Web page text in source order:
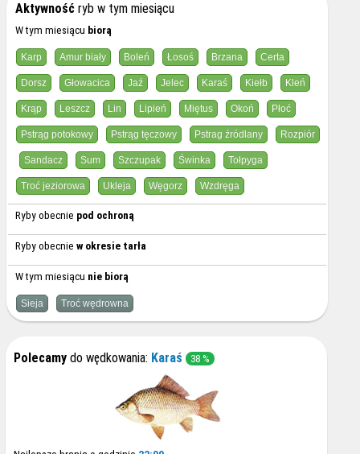
Aktywność ryb w tym miesiącu
W tym miesiącu biorą
Karp Amur biały Boleń Łosoś Brzana Certa
Dorsz Głowacica Jaź Jelec Karaś Kiełb Kleń
Krąp Leszcz Lin Lipień Miętus Okoń Płoć
Pstrąg potokowy Pstrąg tęczowy Pstrag źródlany Rozpiór
Sandacz Sum Szczupak Świnka Tołpyga
Troć jeziorowa Ukleja Węgorz Wzdręga
Ryby obecnie pod ochroną
Ryby obecnie w okresie tarła
W tym miesiącu nie biorą
Sieja Troć wędrowna
Polecamy do wędkowania: Karaś 38 %